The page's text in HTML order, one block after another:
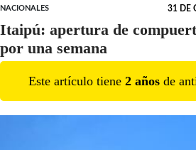
NACIONALES 31 DE
Itaipú: apertura de
por una semana
Este artículo tiene 2 años de